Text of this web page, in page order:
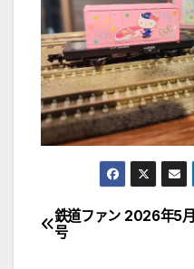
文鉄道ファン 2026年5月
号